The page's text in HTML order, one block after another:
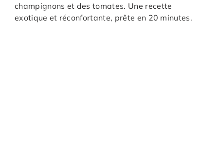
champignons et des tomates. Une recette
exotique et réconfortante, prête en 20 minutes.